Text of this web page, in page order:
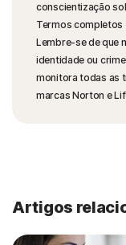
conscientização
Termos completos
Lembre-se de que
identidade ou
monitora todas as
marcas Norton e
Artigos